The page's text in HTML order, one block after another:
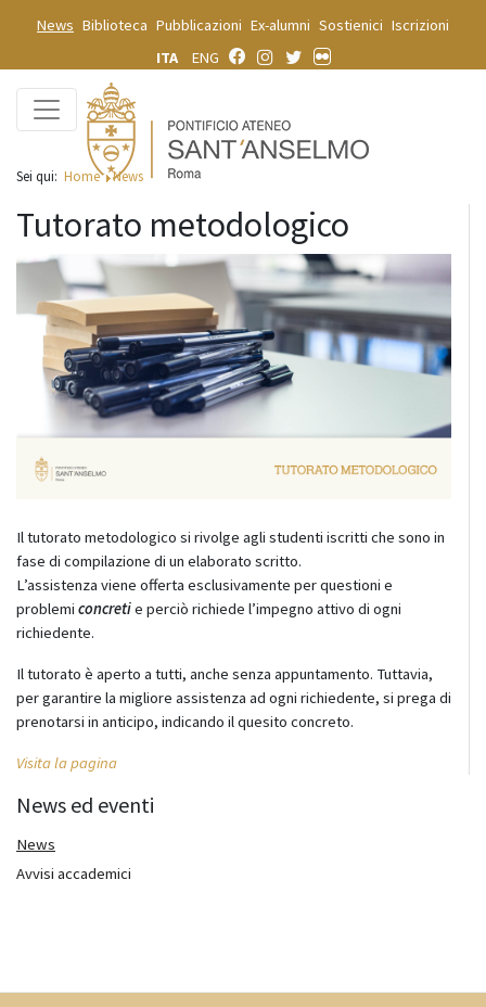
News Biblioteca Pubblicazioni Ex-alumni Sostienici Iscrizioni
ITA
ENG
Sei qui: Home News
Tutorato metodologico
Il tutorato metodologico si rivolge agli studenti iscritti che sono in
fase di compilazione di un elaborato scritto.
L’assistenza viene offerta esclusivamente per questioni e
problemi concretie perciò richiede l’impegno attivo di ogni
richiedente.
Il tutorato è aperto a tutti, anche senza appuntamento. Tuttavia,
per garantire la migliore assistenza ad ogni richiedente, si prega di
prenotarsi in anticipo, indicando il quesito concreto.
Visita la pagina
News ed eventi
News
Avvisi accademici